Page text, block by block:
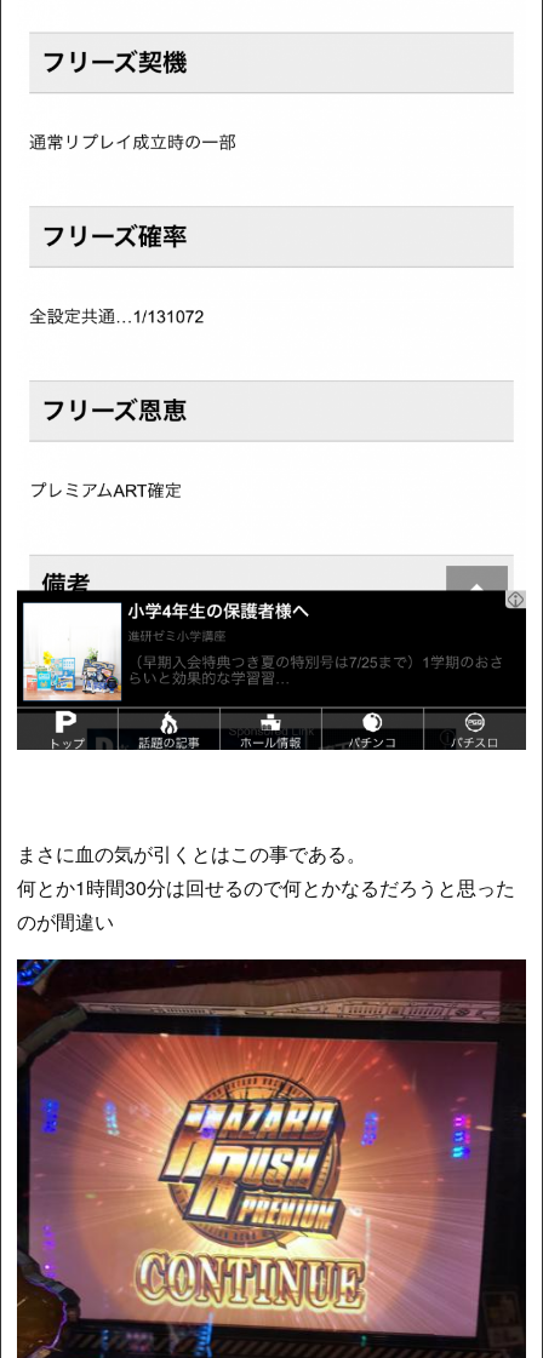
まさに血の気が引くとはこの事である。
何とか1時間30分は回せるので何とかなるだろうと思った
のが間違い